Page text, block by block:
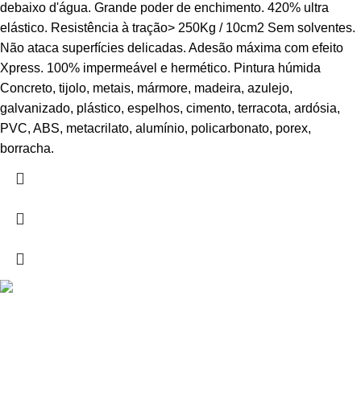
debaixo d'água. Grande poder de enchimento. 420% ultra
elástico. Resistência à tração> 250Kg / 10cm2 Sem solventes.
Não ataca superfícies delicadas. Adesão máxima com efeito
Xpress. 100% impermeável e hermético. Pintura húmida
Concreto, tijolo, metais, mármore, madeira, azulejo,
galvanizado, plástico, espelhos, cimento, terracota, ardósia,
PVC, ABS, metacrilato, alumínio, policarbonato, porex,
borracha.